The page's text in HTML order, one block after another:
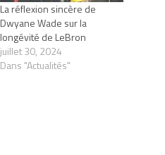
La réflexion sincère de
Dwyane Wade sur la
longévité de LeBron
juillet 30, 2024
Dans "Actualités"